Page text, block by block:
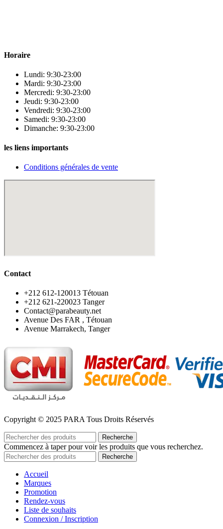
Horaire
Lundi: 9:30-23:00
Mardi: 9:30-23:00
Mercredi: 9:30-23:00
Jeudi: 9:30-23:00
Vendredi: 9:30-23:00
Samedi: 9:30-23:00
Dimanche: 9:30-23:00
les liens importants
Conditions générales de vente
Contact
‪+212 612-120013 Tétouan
‪+212 621-220023 Tanger
Contact@parabeauty.net
Avenue Des FAR , Tétouan
Avenue Marrakech, Tanger
Copyright © 2025 PARA Tous Droits Réservés
Recherche
Commencez à taper pour voir les produits que vous recherchez.
Recherche
Accueil
Marques
Promotion
Rendez-vous
Liste de souhaits
Connexion / Inscription